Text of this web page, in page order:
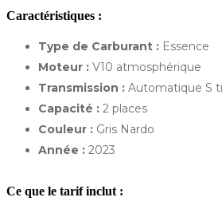
Caractéristiques :
Type de Carburant : Essence
Moteur : V10 atmosphérique
Transmission : Automatique S
Capacité : 2 places
Couleur : Gris Nardo
Année : 2023
Ce que le tarif inclut :